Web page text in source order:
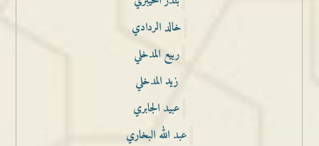
خالد الردادي
ربيع المدخلي
زيد المدخلي
عبيد الجابري
عبد الله البخاري